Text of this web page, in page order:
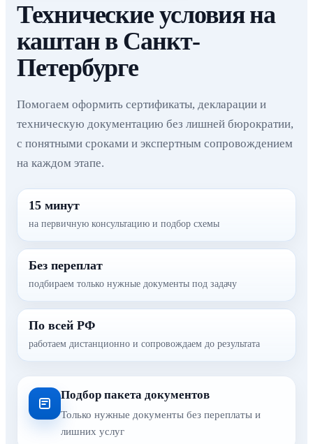
Технические условия на
каштан в Санкт-
Петербурге
Помогаем оформить сертификаты, декларации и
техническую документацию без лишней бюрократии,
с понятными сроками и экспертным сопровождением
на каждом этапе.
15 минут
на первичную консультацию и подбор схемы
Без переплат
подбираем только нужные документы под задачу
По всей РФ
работаем дистанционно и сопровождаем до результата
Подбор пакета документов
Только нужные документы без переплаты и
лишних услуг